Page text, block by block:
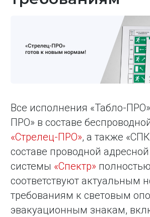
Все исполнения «Табло-
ПРО» в составе
«Стрелец-ПРО», а также
составе проводной адресной
системы «Спектр» полностью
соответствуют актуальным
требованиям к световым
эвакуационным знакам,